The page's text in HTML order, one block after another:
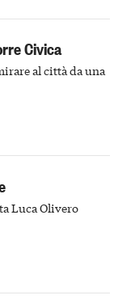
Civica
al città da una
Luca Olivero